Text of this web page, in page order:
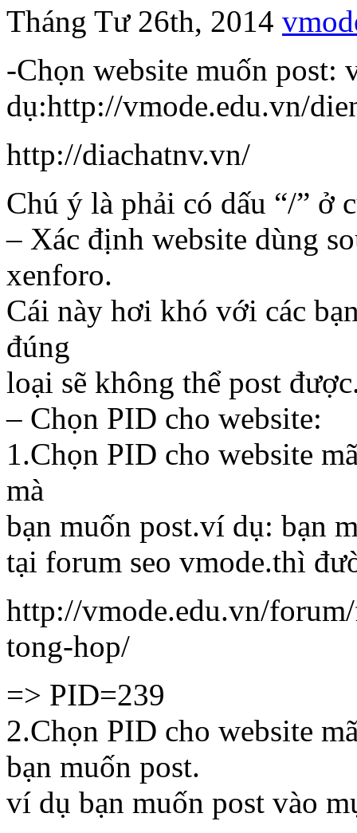
Tháng Tư 26th, 2014
-Chọn website muốn post:
dụ:http://vmode.edu.vn/
http://diachatnv.vn/
Chú ý là phải có dấu “/” ở
– Xác định website dùng
xenforo.
Cái này hơi khó với các
đúng
loại sẽ không thể post
– Chọn PID cho website:
1.Chọn PID cho website
mà
bạn muốn post.ví dụ: bạn
tại forum seo vmode.thì
http://vmode.edu.vn/
tong-hop/
=> PID=239
2.Chọn PID cho website
bạn muốn post.
ví dụ bạn muốn post vào